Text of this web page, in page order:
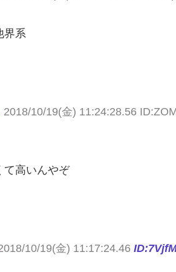
界系
2018/10/19(金) 11:24:28.56
て高いんやぞ
10/19(金) 11:17:24.46